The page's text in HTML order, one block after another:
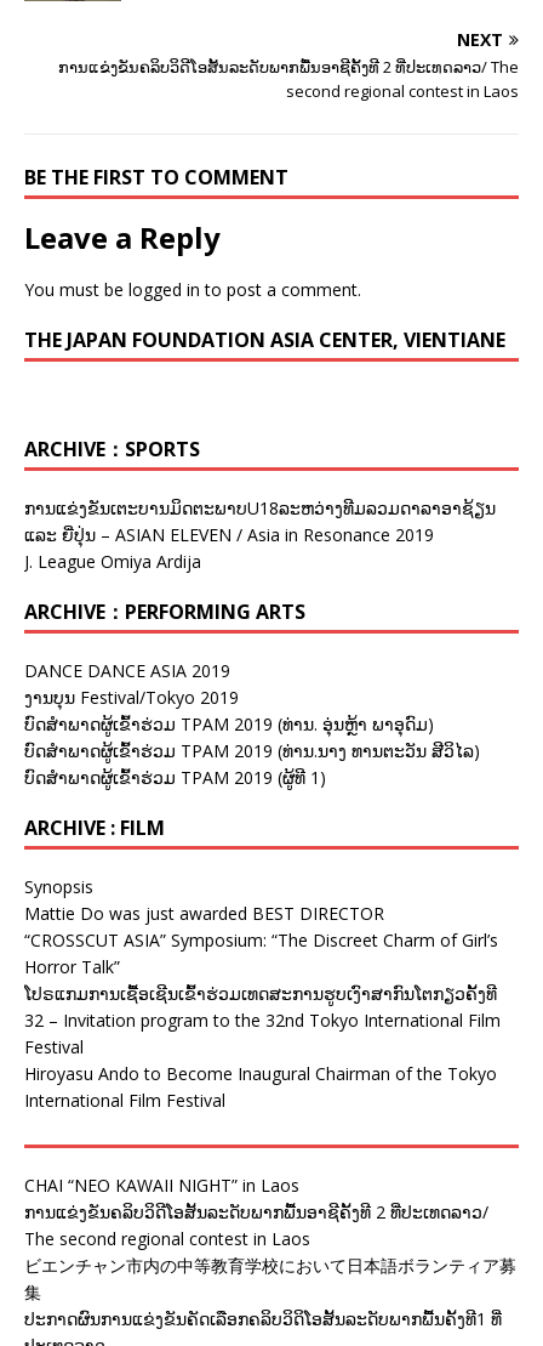
NEXT
ການແຂ່ງຂັນຄລິບວິດີໂອສັ້ນລະດັບພາກພື້ນອາຊີຄັ້ງທີ 2 ທີ່ປະເທດລາວ/ The
second regional contest in Laos
BE THE FIRST TO COMMENT
Leave a Reply
You must be logged in to post a comment.
THE JAPAN FOUNDATION ASIA CENTER, VIENTIANE
ARCHIVE：SPORTS
ການແຂ່ງຂັນເຕະບານມິດຕະພາບU18ລະຫວ່າງທີມລວມດາລາອາຊ້ຽນ
ແລະ ຍີ່ປຸ່ນ – ASIAN ELEVEN / Asia in Resonance 2019
J. League Omiya Ardija
ARCHIVE：PERFORMING ARTS
DANCE DANCE ASIA 2019
ງານບຸນ Festival/Tokyo 2019
ບົດສຳພາດຜູ້ເຂົ້າຮ່ວມ TPAM 2019 (ທ່ານ. ອຸ່ນຫຼ້າ ພາອຸດົມ)
ບົດສຳພາດຜູ້ເຂົ້າຮ່ວມ TPAM 2019 (ທ່ານ.ນາງ ທານຕະວັນ ສີວິໄລ)
ບົດສຳພາດຜູ້ເຂົ້າຮ່ວມ TPAM 2019 (ຜູ້ທີ 1)
ARCHIVE : FILM
Synopsis
Mattie Do was just awarded BEST DIRECTOR
“CROSSCUT ASIA” Symposium: “The Discreet Charm of Girl’s
Horror Talk”
ໂປຣແກມການເຊື້ອເຊີນເຂົ້າຮ່ວມເທດສະການຮູບເງົາສາກົນໂຕກຽວຄັ້ງທີ
32 – Invitation program to the 32nd Tokyo International Film
Festival
Hiroyasu Ando to Become Inaugural Chairman of the Tokyo
International Film Festival
CHAI “NEO KAWAII NIGHT” in Laos
ການແຂ່ງຂັນຄລິບວິດີໂອສັ້ນລະດັບພາກພື້ນອາຊີຄັ້ງທີ 2 ທີ່ປະເທດລາວ/
The second regional contest in Laos
ビエンチャン市内の中等教育学校において日本語ボランティア募
集
ປະກາດຜົນການແຂ່ງຂັນຄັດເລືອກຄລິບວິດິໂອສັ້ນລະດັບພາກພື້ນຄັ້ງທີ1 ທີ່